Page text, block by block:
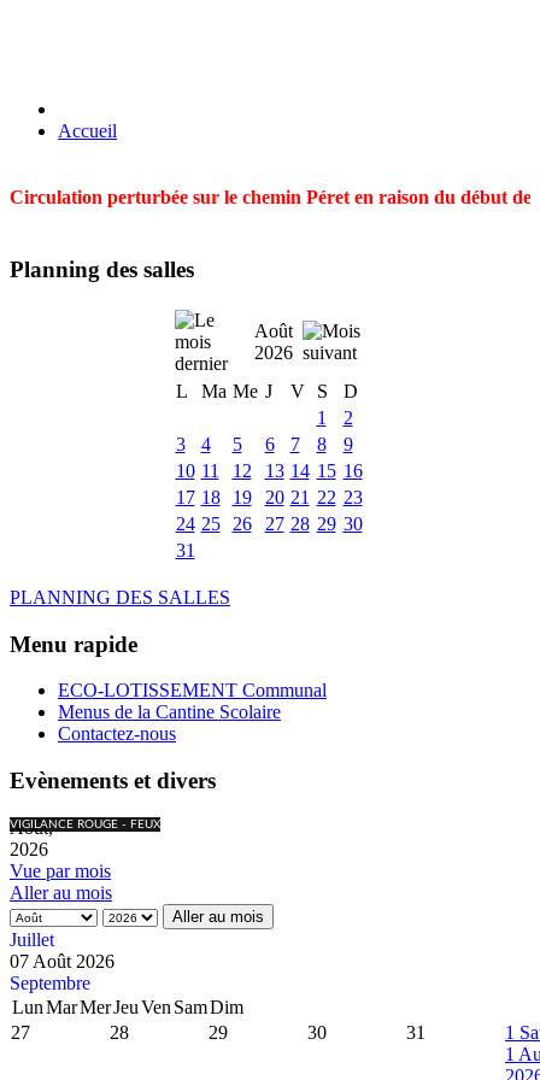
Accueil
Circulation perturbée sur le chemin Péret en raison du début
Planning des salles
Août
2026
L
Ma Me J V S
D
1
2
3
4 5 6 7 8
9
10 11 12 13 14 15 16
17 18 19 20 21 22 23
24 25 26 27 28 29 30
31
PLANNING DES SALLES
Menu rapide
ECO-LOTISSEMENT Communal
Menus de la Cantine Scolaire
Contactez-nous
Evènements et divers
VIGILANCE ROUGE - FEUX
Août,
2026
Vue par mois
Aller au mois
Aller au mois
Juillet
07 Août 2026
Septembre
LunMarMerJeuVen SamDim
27
28 29 30 31 1
1